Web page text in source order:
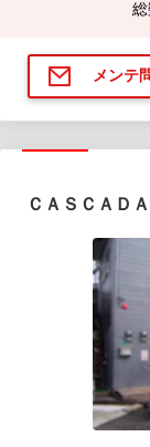
総
メンテ
ＣＡＳＣＡＤ